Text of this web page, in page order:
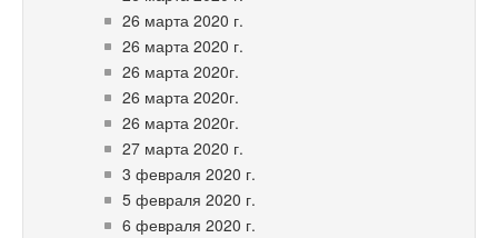
26 марта 2020 г.
26 марта 2020 г.
26 марта 2020г.
26 марта 2020г.
26 марта 2020г.
27 марта 2020 г.
3 февраля 2020 г.
5 февраля 2020 г.
6 февраля 2020 г.